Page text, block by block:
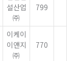
설산업
㈜
799
이케이
이앤지
㈜
770